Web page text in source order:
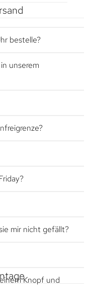
bestelle?
unserem
mir nicht gefällt?
Knopf und